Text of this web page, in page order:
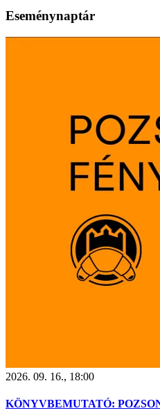
Eseménynaptár
2026. 09. 16., 18:00
KÖNYVBEMUTATÓ: